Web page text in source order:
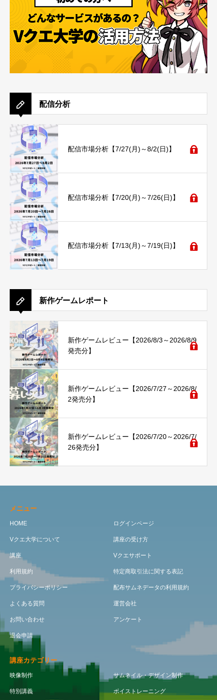
配信分析
配信市場分析【7/27(月)～8/2(日)】
配信市場分析【7/20(月)～7/26(日)】
配信市場分析【7/13(月)～7/19(日)】
新作ゲームレポート
新作ゲームレビュー【2026/8/3～2026/8/9
発売分】
新作ゲームレビュー【2026/7/27～2026/8/
2発売分】
新作ゲームレビュー【2026/7/20～2026/7/
26発売分】
メニュー
HOME ログインページ
Vクエ大学について 講座の受け方
講座 Vクエサポート
利用規約 特定商取引法に関する表記
プライバシーポリシー 配布サムネデータの利用規約
よくある質問 運営会社
お問い合わせ アンケート
退会申請
講座カテゴリー
映像制作 サムネイル・デザイン制作
特別講義 ボイストレーニング